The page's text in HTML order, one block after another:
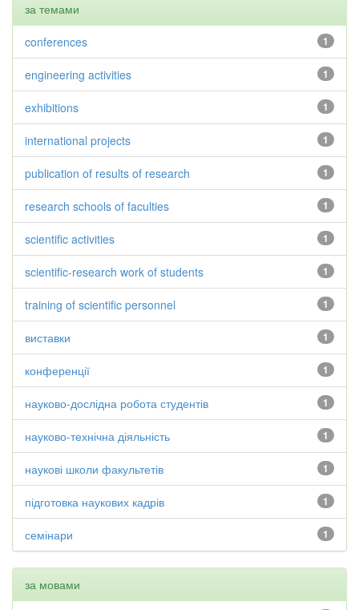
за темами
1
conferences
1
engineering activities
1
exhibitions
1
international projects
1
publication of results of research
1
research schools of faculties
1
scientific activities
1
scientific-research work of students
1
training of scientific personnel
1
виставки
1
конференції
1
науково-дослідна робота студентів
1
науково-технічна діяльність
1
наукові школи факультетів
1
підготовка наукових кадрів
1
семінари
за мовами